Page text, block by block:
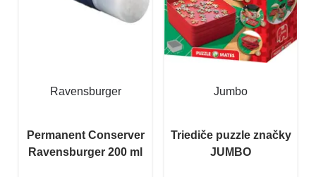
Ravensburger
Permanent Conserver
Ravensburger 200 ml
Jumbo
Triediče puzzle značky
JUMBO